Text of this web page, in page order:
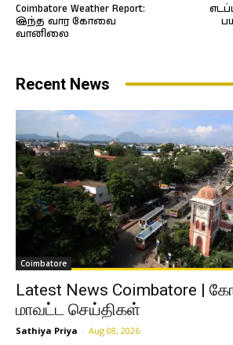
Coimbatore Weather Report:
இந்த வார கோவை
வானிலை
Recent News
Coimbatore
Latest News Coimbatore |
மாவட்ட செய்திகள்
Sathiya Priya - Aug 08, 2026